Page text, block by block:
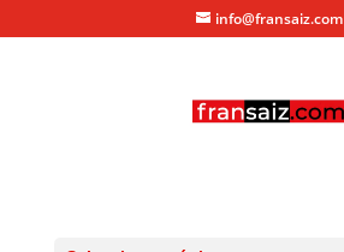
info@fransaiz.com